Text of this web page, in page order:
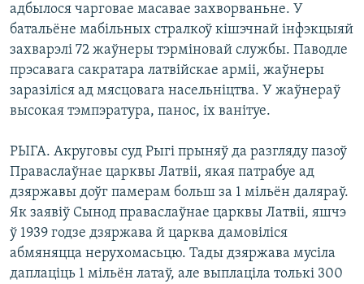
адбылося чарговае масавае захворваньне. У
батальёне мабільных стралкоў кішэчнай інфэкцыяй
захварэлі 72 жаўнеры тэрміновай службы. Паводле
прэсавага сакратара латвійскае арміі, жаўнеры
заразіліся ад мясцовага насельніцтва. У жаўнераў
высокая тэмпэратура, панос, іх ванітуе.
РЫГА. Акруговы суд Рыгі прыняў да разгляду пазоў
Праваслаўнае царквы Латвіі, якая патрабуе ад
дзяржавы доўг памерам больш за 1 мільён даляраў.
Як заявіў Сынод праваслаўнае царквы Латвіі, яшчэ
ў 1939 годзе дзяржава й царква дамовіліся
абмяняцца нерухомасьцю. Тады дзяржава мусіла
даплаціць 1 мільён латаў, але выплаціла толькі 300